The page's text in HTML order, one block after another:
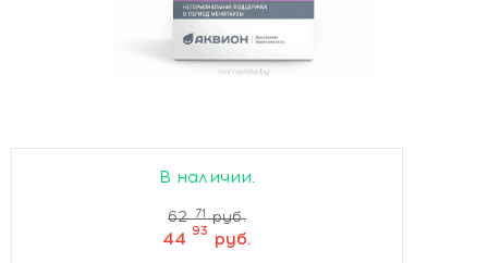
В наличии.
62 71 руб.
44 93 руб.